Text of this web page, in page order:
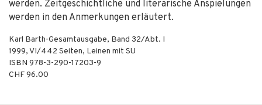
werden. Zeitgeschichtliche und literarische Anspielungen
werden in den Anmerkungen erläutert.
Karl Barth-Gesamtausgabe, Band 32/Abt. I
1999,VI/442 Seiten, Leinen mit SU
ISBN 978-3-290-17203-9
CHF 96.00